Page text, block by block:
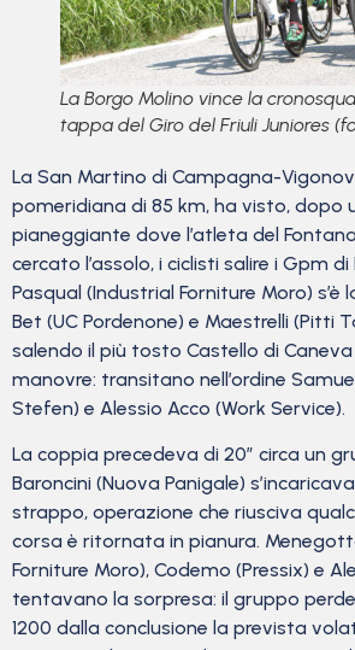
La Borgo Molino vince la
tappa del Giro del Friuli Juniores
La San Martino di Campagna-
pomeridiana di 85 km, ha visto, dopo
pianeggiante dove l’atleta del
cercato l’assolo, i ciclisti salire i Gpm
Pasqual (Industrial Forniture Moro) s’è
Bet (UC Pordenone) e Maestrelli (Pitti
salendo il più tosto Castello di
manovre: transitano nell’ordine
Stefen) e Alessio Acco (Work Service).
La coppia precedeva di 20” circa un
Baroncini (Nuova Panigale)
strappo, operazione che riusciva
corsa è ritornata in pianura.
Forniture Moro), Codemo (Pressix) e
tentavano la sorpresa: il gruppo
1200 dalla conclusione la prevista